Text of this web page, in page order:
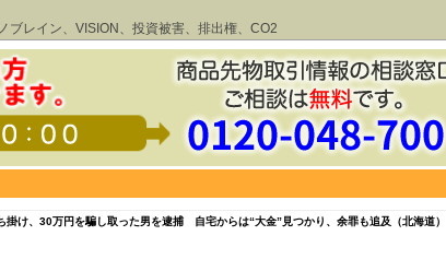
ブレイン、VISION、投資被害、排出権、CO2
掛け、30万円を騙し取った男を逮捕 自宅からは“大金”見つかり、余罪も追及（北海道）